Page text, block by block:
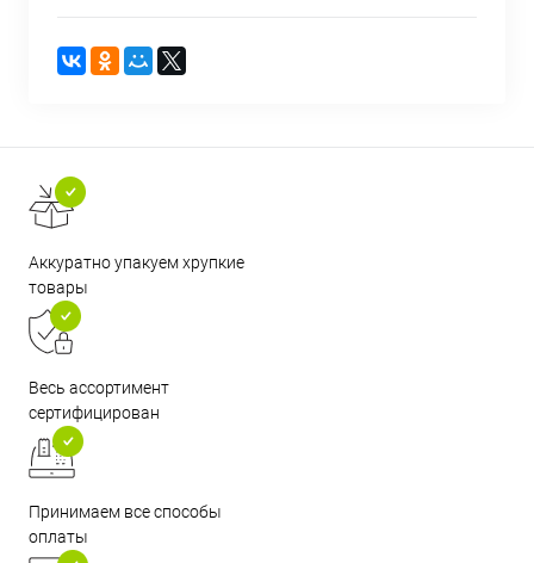
Аккуратно упакуем хрупкие
товары
Весь ассортимент
сертифицирован
Принимаем все способы
оплаты